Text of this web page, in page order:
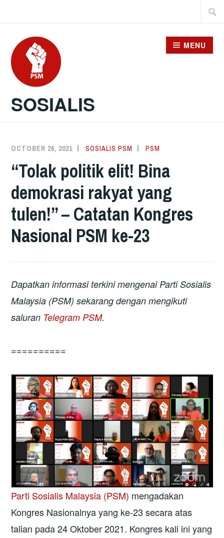
content
SOSIALIS
MENU
OCTOBER 26, 2021 SOSIALIS PSM PSM
“Tolak politik elit! Bina
demokrasi rakyat yang
tulen!” – Catatan Kongres
Nasional PSM ke-23
Dapatkan informasi terkini mengenai Parti Sosialis
Malaysia (PSM) sekarang dengan mengikuti
saluran Telegram PSM.
==========
Parti Sosialis Malaysia (PSM) mengadakan
Kongres Nasionalnya yang ke-23 secara atas
talian pada 24 Oktober 2021. Kongres kali ini yang